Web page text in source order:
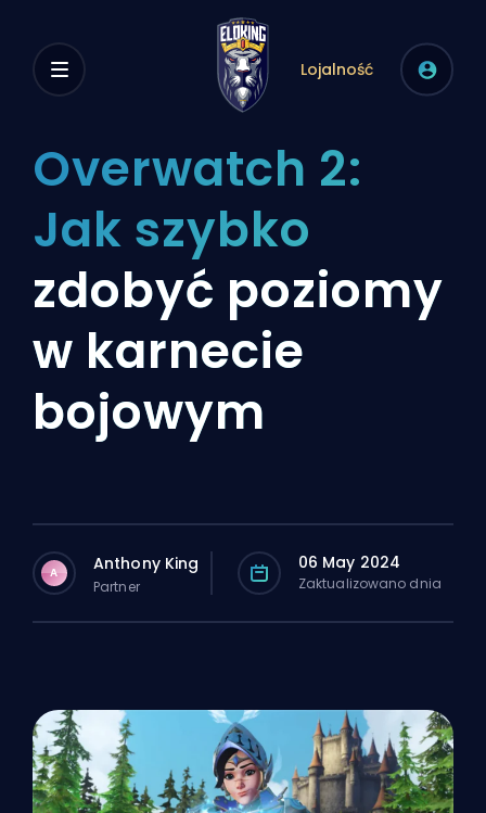
Lojalność
Overwatch 2:
Jak szybko
zdobyć poziomy
w karnecie
bojowym
A Anthony King
Partner
06 May 2024
Zaktualizowano dnia